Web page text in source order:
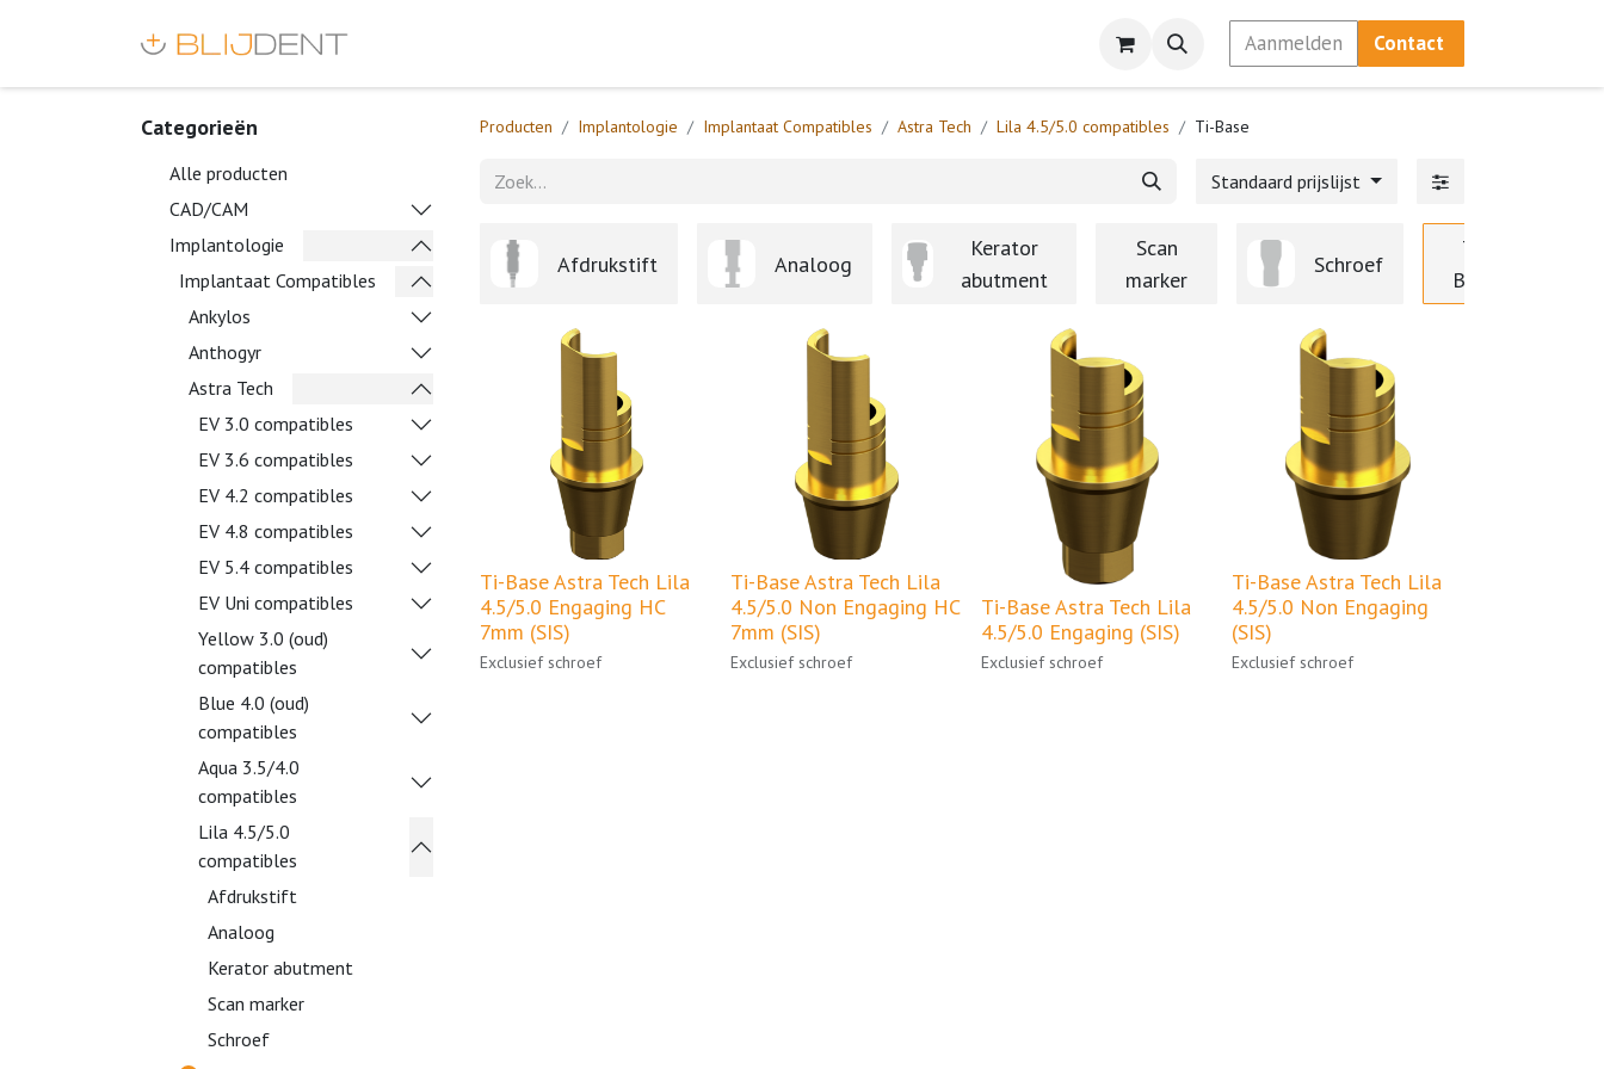
Aanmelden Contact
Categorieën
Alle producten
CAD/CAM
Implantologie
Implantaat Compatibles
Ankylos
Anthogyr
Astra Tech
EV 3.0 compatibles
EV 3.6 compatibles
EV 4.2 compatibles
EV 4.8 compatibles
EV 5.4 compatibles
EV Uni compatibles
Yellow 3.0 (oud)
compatibles
Blue 4.0 (oud)
compatibles
Aqua 3.5/4.0
compatibles
Lila 4.5/5.0
compatibles
Afdrukstift
Analoog
Kerator abutment
Scan marker
Schroef
Producten Implantologie Implantaat Compatibles Astra Tech Lila 4.5/5.0 compatibles Ti-Base
Standaard prijslijst
Afdrukstift Analoog
Kerator
abutment
Scan
marker
Schroef
Ti-
Base
Ti-Base Astra Tech Lila
4.5/5.0 Engaging HC
7mm (SIS)
Exclusief schroef
Ti-Base Astra Tech Lila
4.5/5.0 Non Engaging HC
7mm (SIS)
Exclusief schroef
Ti-Base Astra Tech Lila
4.5/5.0 Engaging (SIS)
Exclusief schroef
Ti-Base Astra Tech Lila
4.5/5.0 Non Engaging
(SIS)
Exclusief schroef